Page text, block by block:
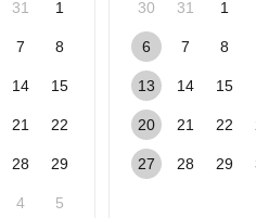
31 1
7 8
14 15
21 22
28 29
4 5
30 31 1
6 7 8
13 14 15
20 21 22
27 28 29